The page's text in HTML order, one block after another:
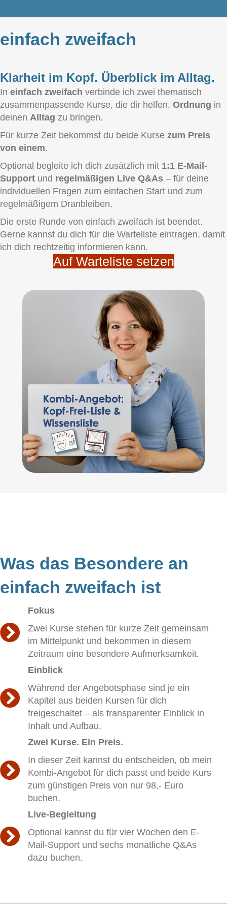
einfach zweifach
Klarheit im Kopf. Überblick im Alltag.
In einfach zweifach verbinde ich zwei thematisch
zusammenpassende Kurse, die dir helfen, Ordnung in
deinen Alltag zu bringen.
Für kurze Zeit bekommst du beide Kurse zum Preis
von einem.
Optional begleite ich dich zusätzlich mit 1:1 E-Mail-
Support und regelmäßigen Live Q&As – für deine
individuellen Fragen zum einfachen Start und zum
regelmäßigem Dranbleiben.
Die erste Runde von einfach zweifach ist beendet.
Gerne kannst du dich für die Warteliste eintragen, damit
ich dich rechtzeitig informieren kann.
Auf Warteliste setzen
Was das Besondere an
einfach zweifach ist
Fokus
Zwei Kurse stehen für kurze Zeit gemeinsam
im Mittelpunkt und bekommen in diesem
Zeitraum eine besondere Aufmerksamkeit.
Einblick
Während der Angebotsphase sind je ein
Kapitel aus beiden Kursen für dich
freigeschaltet – als transparenter Einblick in
Inhalt und Aufbau.
Zwei Kurse. Ein Preis.
In dieser Zeit kannst du entscheiden, ob mein
Kombi-Angebot für dich passt und beide Kurs
zum günstigen Preis von nur 98,- Euro
buchen.
Live-Begleitung
Optional kannst du für vier Wochen den E-
Mail-Support und sechs monatliche Q&As
dazu buchen.